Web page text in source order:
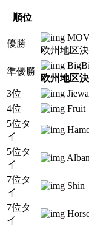
順位
優勝
欧州地区
準優勝
欧州地区
3位
4位
Fruit
5位タ
イ
5位タ
イ
7位タ
イ
Shin
7位タ
イ